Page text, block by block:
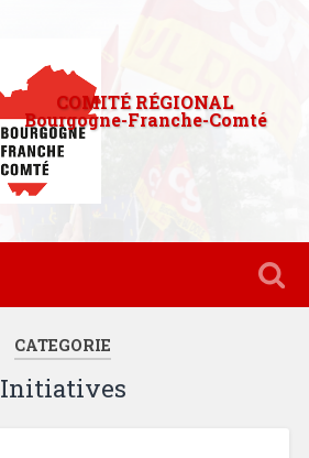
COMITÉ RÉGIONAL
Bourgogne-Franche-Comté
CATEGORIE
Initiatives